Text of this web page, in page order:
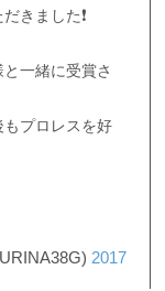
きました❗
一緒に受賞さ
プロレスを好
2017